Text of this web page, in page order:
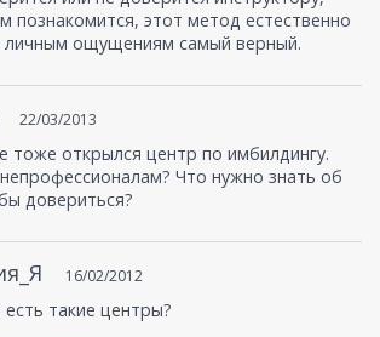
познакомится, этот метод естественно
личным ощущениям самый верный.
22/03/2013
тоже открылся центр по имбилдингу.
Что нужно знать об
довериться?
16/02/2012
такие центры?